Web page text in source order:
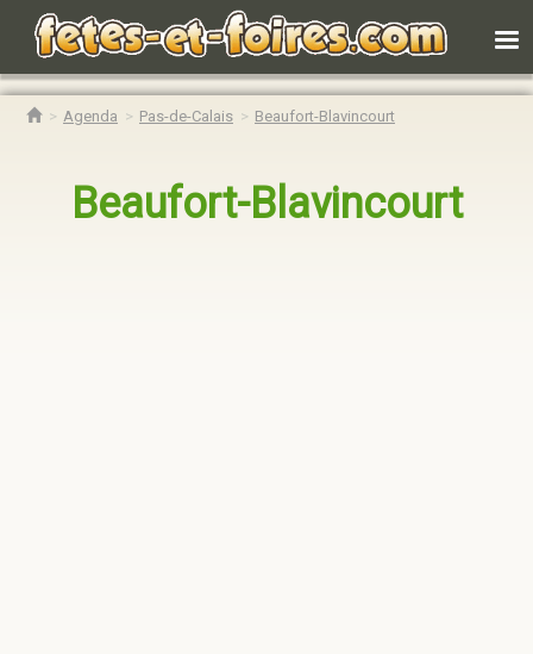
Agenda Pas-de-Calais Beaufort-Blavincourt
Beaufort-Blavincourt